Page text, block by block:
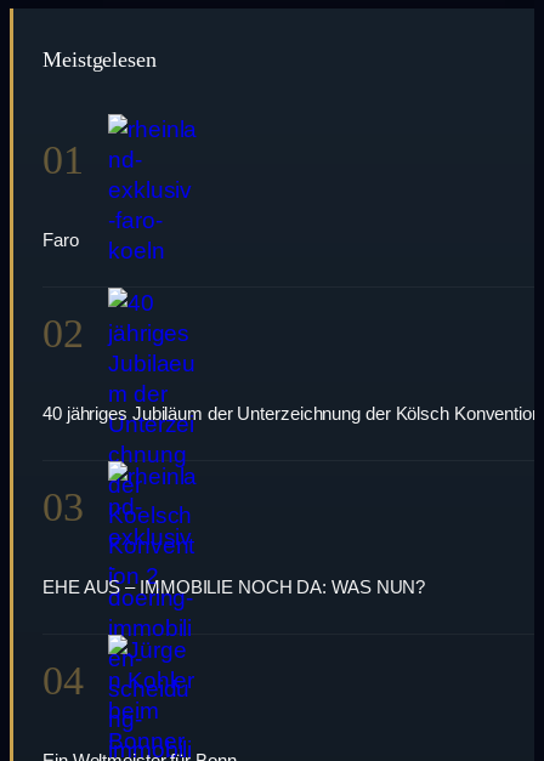
Meistgelesen
01
Faro
02
40 jähriges Jubiläum der Unterzeichnung der Kölsch Konvention
03
EHE AUS – IMMOBILIE NOCH DA: WAS NUN?
04